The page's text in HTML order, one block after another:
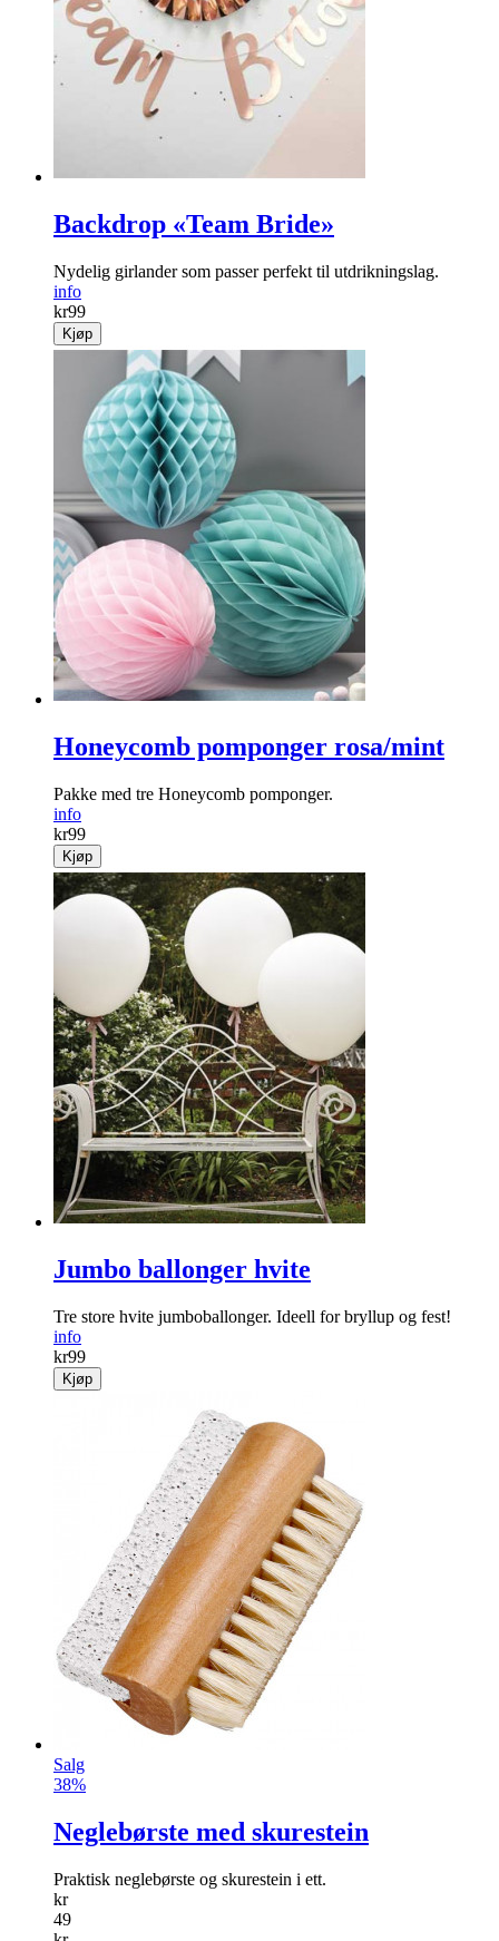
Stilige vintage papirsugerør med små flagg som sier «Cheers»
eller «Be merry».
info
kr
Backdrop «Team Bride»
Nydelig girlander som passer perfekt til utdrikningslag.
info
kr 99
Honeycomb pomponger rosa/mint
Pakke med tre Honeycomb pomponger.
info
kr99
Kjøp
Jumbo ballonger hvite
Tre store hvite jumboballonger. Ideell for bryllup og fest!
info
kr99
Kjøp